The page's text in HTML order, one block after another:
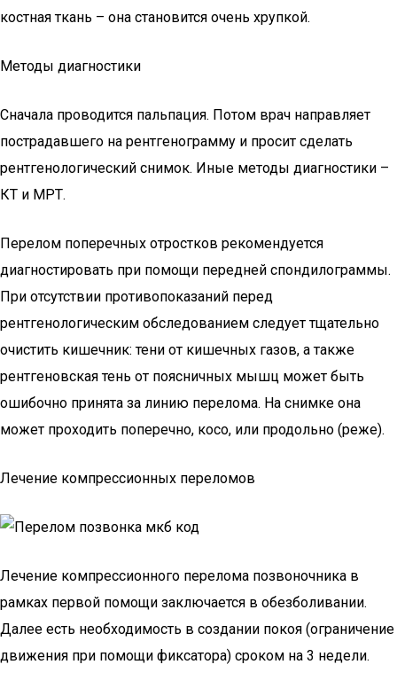
костная ткань – она становится очень хрупкой.
Методы диагностики
Сначала проводится пальпация. Потом врач направляет
пострадавшего на рентгенограмму и просит сделать
рентгенологический снимок. Иные методы диагностики –
КТ и МРТ.
Перелом поперечных отростков рекомендуется
диагностировать при помощи передней спондилограммы.
При отсутствии противопоказаний перед
рентгенологическим обследованием следует тщательно
очистить кишечник: тени от кишечных газов, а также
рентгеновская тень от поясничных мышц может быть
ошибочно принята за линию перелома. На снимке она
может проходить поперечно, косо, или продольно (реже).
Лечение компрессионных переломов
Лечение компрессионного перелома позвоночника в
рамках первой помощи заключается в обезболивании.
Далее есть необходимость в создании покоя (ограничение
движения при помощи фиксатора) сроком на 3 недели.